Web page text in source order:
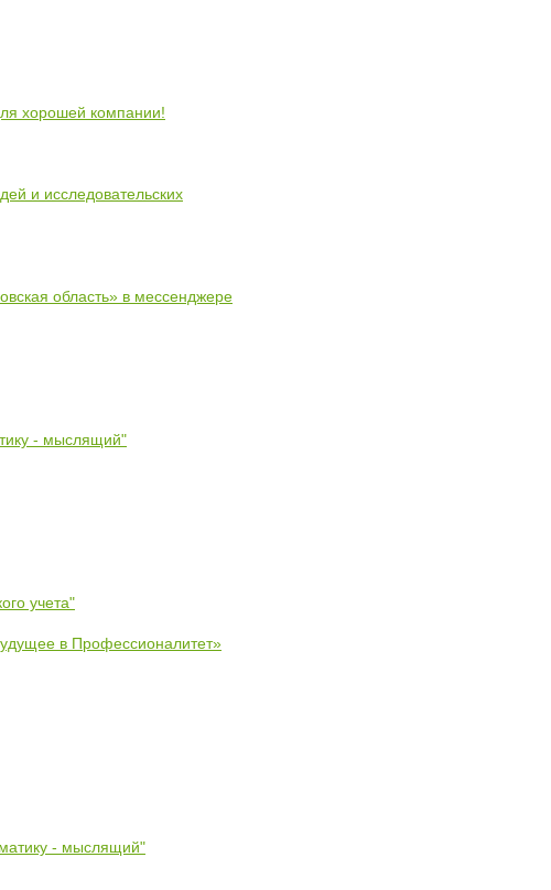
хорошей компании!
и исследовательских
область» в мессенджере
- мыслящий"
учета"
в Профессионалитет»
- мыслящий"